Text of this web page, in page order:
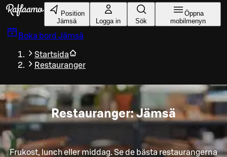
Gå till huvudinnehållet
Position
Jämsä
Logga in Sök
Öppna
mobilmenyn
Boka bord Jämsä
Startsida
Restauranger
Restauranger: Jämsä
Frukost, lunch eller middag. Se de bästa restaurangerna